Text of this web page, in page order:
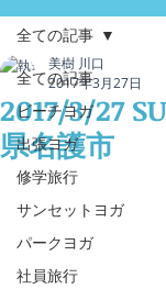
全ての記事
ビーチヨガ
出張ヨガ
修学旅行
サンセットヨガ
パークヨガ
社員旅行
全ての記事
2017/3/27
県名護市
美樹 川口
2017年3月27日